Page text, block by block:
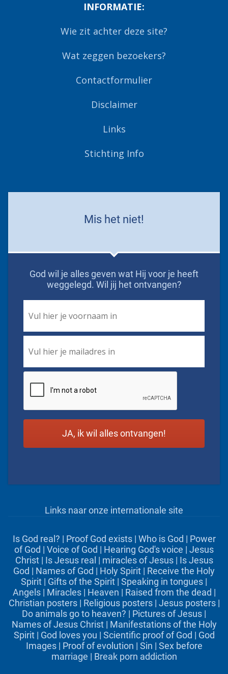
INFORMATIE:
Wie zit achter deze site?
Wat zeggen bezoekers?
Contactformulier
Disclaimer
Links
Stichting Info
Mis het niet!
God wil je alles geven wat Hij voor je heeft
weggelegd. Wil jij het ontvangen?
Name *
Links naar onze internationale site
Is God real? | Proof God exists| Who is God | Power
of God | Voice of God | Hearing God's voice | Jesus
Christ| Is Jesus real | miracles of Jesus| Is Jesus
God | Names of God | Holy Spirit | Receive the Holy
Spirit | Gifts of the Spirit | Speaking in tongues |
Angels| Miracles| Heaven | Raised from the dead |
Christian posters| Religious posters| Jesus posters|
Do animals go to heaven? | Pictures of Jesus |
Names of Jesus Christ| Manifestations of the Holy
Spirit| God loves you | Scientific proof of God | God
Images| Proof of evolution | Sin | Sex before
marriage | Break porn addiction